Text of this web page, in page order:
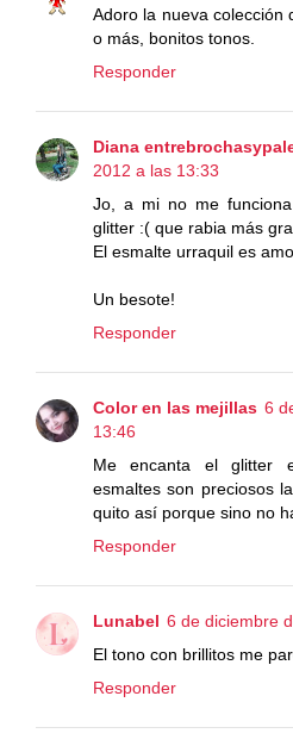
Adoro la nueva colección
o más, bonitos tonos.
Responder
Diana
2012 a las 13:33
Jo, a mi no me
glitter :( que rabia más
El esmalte urraquil es
Un besote!
Responder
Color en las mejillas 6
13:46
Me encanta el glitter
esmaltes son preciosos
quito así porque sino no
Responder
Lunabel 6 de diciembre
El tono con brillitos me
Responder